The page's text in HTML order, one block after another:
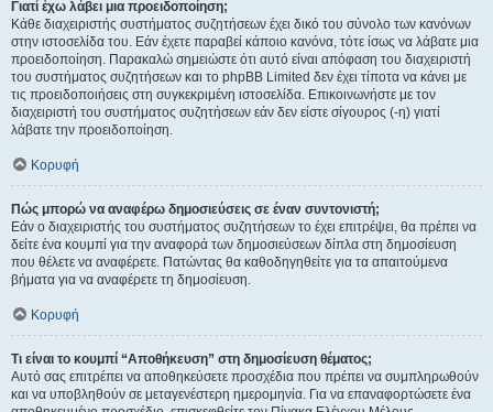
Γιατί έχω λάβει μια προειδοποίηση;
Κάθε διαχειριστής συστήματος συζητήσεων έχει δικό του σύνολο των κανόνων
στην ιστοσελίδα του. Εάν έχετε παραβεί κάποιο κανόνα, τότε ίσως να λάβατε μια
προειδοποίηση. Παρακαλώ σημειώστε ότι αυτό είναι απόφαση του διαχειριστή
του συστήματος συζητήσεων και το phpBB Limited δεν έχει τίποτα να κάνει με
τις προειδοποιήσεις στη συγκεκριμένη ιστοσελίδα. Επικοινωνήστε με τον
διαχειριστή του συστήματος συζητήσεων εάν δεν είστε σίγουρος (-η) γιατί
λάβατε την προειδοποίηση.
Κορυφή
Πώς μπορώ να αναφέρω δημοσιεύσεις σε έναν συντονιστή;
Εάν ο διαχειριστής του συστήματος συζητήσεων το έχει επιτρέψει, θα πρέπει να
δείτε ένα κουμπί για την αναφορά των δημοσιεύσεων δίπλα στη δημοσίευση
που θέλετε να αναφέρετε. Πατώντας θα καθοδηγηθείτε για τα απαιτούμενα
βήματα για να αναφέρετε τη δημοσίευση.
Κορυφή
Τι είναι το κουμπί “Αποθήκευση” στη δημοσίευση θέματος;
Αυτό σας επιτρέπει να αποθηκεύσετε προσχέδια που πρέπει να συμπληρωθούν
και να υποβληθούν σε μεταγενέστερη ημερομηνία. Για να επαναφορτώσετε ένα